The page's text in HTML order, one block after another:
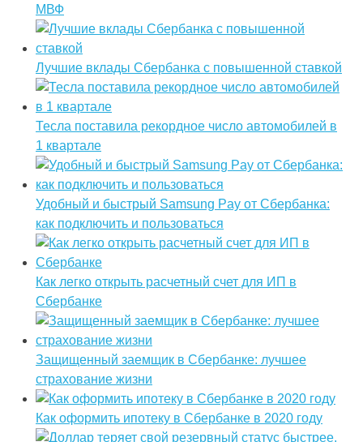
МВФ
Лучшие вклады Сбербанка с повышенной ставкой
Тесла поставила рекордное число автомобилей в
1 квартале
Удобный и быстрый Samsung Pay от Сбербанка:
как подключить и пользоваться
Как легко открыть расчетный счет для ИП в
Сбербанке
Защищенный заемщик в Сбербанке: лучшее
страхование жизни
Как оформить ипотеку в Сбербанке в 2020 году